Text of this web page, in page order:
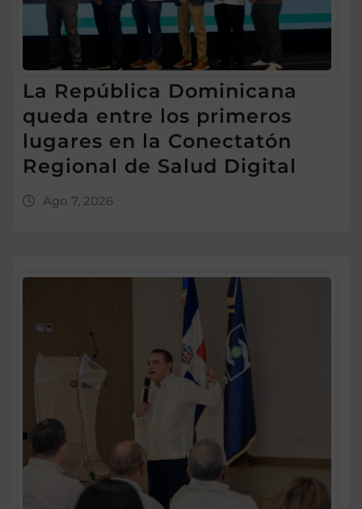
La República Dominicana
queda entre los primeros
lugares en la Conectatón
Regional de Salud Digital
Ago 7, 2026